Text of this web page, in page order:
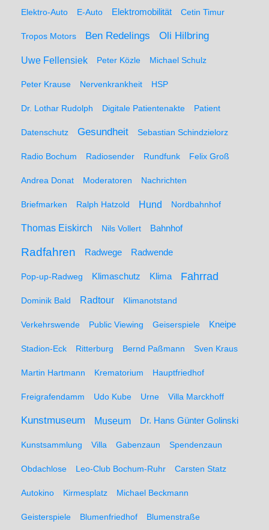
Elektro-Auto E-Auto Elektromobilität Cetin Timur
Tropos Motors Ben Redelings Oli Hilbring
Uwe Fellensiek Peter Közle Michael Schulz
Peter Krause Nervenkrankheit HSP
Dr. Lothar Rudolph Digitale Patientenakte Patient
Datenschutz Gesundheit Sebastian Schindzielorz
Radio Bochum Radiosender Rundfunk Felix Groß
Andrea Donat Moderatoren Nachrichten
Briefmarken Ralph Hatzold Hund Nordbahnhof
Thomas Eiskirch Nils Vollert Bahnhof
Radfahren Radwege Radwende
Pop-up-Radweg Klimaschutz Klima Fahrrad
Dominik Bald Radtour Klimanotstand
Verkehrswende Public Viewing Geiserspiele Kneipe
Stadion-Eck Ritterburg Bernd Paßmann Sven Kraus
Martin Hartmann Krematorium Hauptfriedhof
Freigrafendamm Udo Kube Urne Villa Marckhoff
Kunstmuseum Museum Dr. Hans Günter Golinski
Kunstsammlung Villa Gabenzaun Spendenzaun
Obdachlose Leo-Club Bochum-Ruhr Carsten Statz
Autokino Kirmesplatz Michael Beckmann
Geisterspiele Blumenfriedhof Blumenstraße